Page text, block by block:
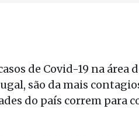
de Covid-19 na área
são da mais
do país correm para